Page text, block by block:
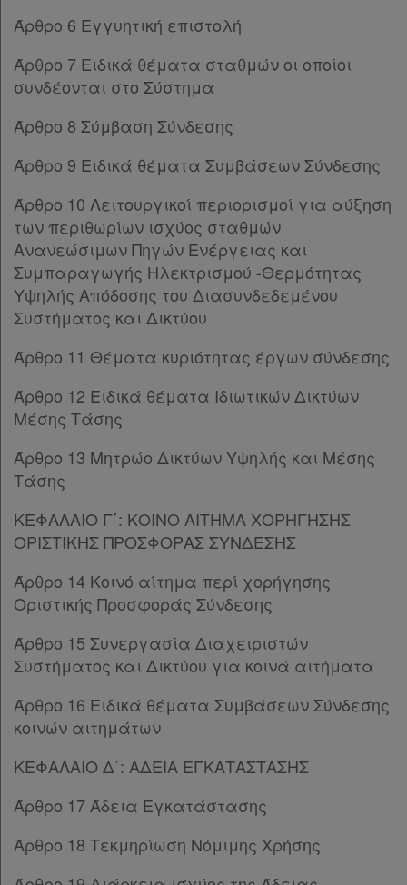
Παρ.5
Παρ.6
Παρ.7
Παρ.8
Παρ.9
Παρ.1
Παρ.3
Παρ.4
Παρ.5
Άρθρο 8 [-]
Παρ.1
Παρ.2
Παρ.3
Παρ.4
Παρ.5
Παρ.6
Παρ.8
Παρ.10
Παρ.11
Παρ.12
Παρ.13
Άρθρο 9 [-]
Παρ.1
Παρ.2
Παρ.3
Παρ.5
Παρ.6
Άρθρο 9Α [-]
Παρ.1
Παρ.2
Παρ.4
Άρθρο 6 Εγγυητική επιστολή
Άρθρο 7 Ειδικά θέματα σταθμών οι οποίοι
συνδέονται στο Σύστημα
Άρθρο 8 Σύμβαση Σύνδεσης
Άρθρο 9 Ειδικά θέματα Συμβάσεων Σύνδεσης
Άρθρο 10 Λειτουργικοί περιορισμοί για αύξηση
των περιθωρίων ισχύος σταθμών
Ανανεώσιμων Πηγών Ενέργειας και
Συμπαραγωγής Ηλεκτρισμού -Θερμότητας
Υψηλής Απόδοσης του Διασυνδεδεμένου
Συστήματος και Δικτύου
Άρθρο 11 Θέματα κυριότητας έργων σύνδεσης
Άρθρο 12 Ειδικά θέματα Ιδιωτικών Δικτύων
Μέσης Τάσης
Άρθρο 13 Μητρώο Δικτύων Υψηλής και Μέσης
Τάσης
ΚΕΦΑΛΑΙΟ Γ΄: ΚΟΙΝΟ ΑΙΤΗΜΑ ΧΟΡΗΓΗΣΗΣ
ΟΡΙΣΤΙΚΗΣ ΠΡΟΣΦΟΡΑΣ ΣΥΝΔΕΣΗΣ
Άρθρο 14 Κοινό αίτημα περί χορήγησης
Οριστικής Προσφοράς Σύνδεσης
Άρθρο 15 Συνεργασία Διαχειριστών
Συστήματος και Δικτύου για κοινά αιτήματα
Άρθρο 16 Ειδικά θέματα Συμβάσεων Σύνδεσης
κοινών αιτημάτων
ΚΕΦΑΛΑΙΟ Δ΄: ΑΔΕΙΑ ΕΓΚΑΤΑΣΤΑΣΗΣ
Άρθρο 17 Άδεια Εγκατάστασης
Άρθρο 18 Τεκμηρίωση Νόμιμης Χρήσης